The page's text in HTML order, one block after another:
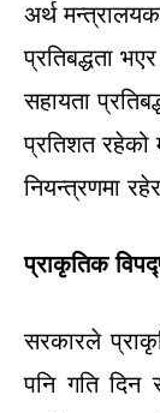
अर्थ
प्रतिबद्धता
सहायता
प्रतिशत रहेको
नियन्त्रणमा
प्राकृतिक
सरकारले
पनि गति